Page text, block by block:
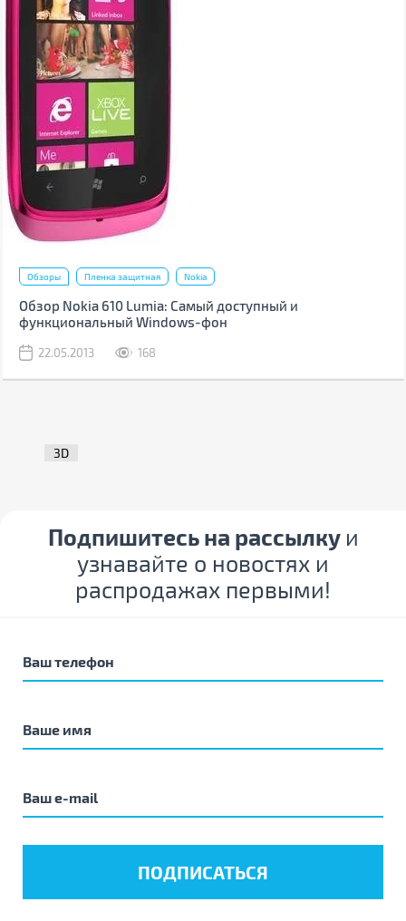
Обзоры Пленка защитная Nokia
Обзор Nokia 610 Lumia: Самый доступный и
функциональный Windows-фон
22.05.2013 168
3D
Подпишитесь на рассылку и
узнавайте о новостях и
распродажах первыми!